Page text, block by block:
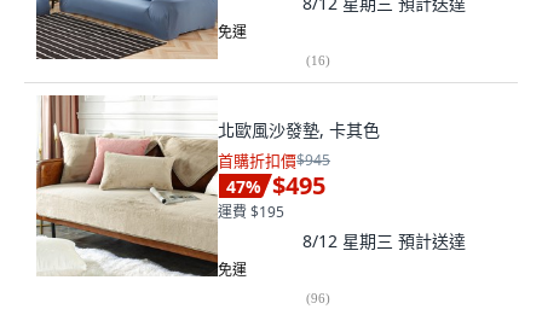
免運
(16)
北歐風沙發墊, 卡其色
首購折扣價$945
47% $495
運費 $195
8/12 星期三 預計送達
免運
(96)